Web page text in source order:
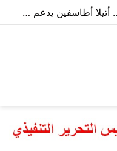
البوصلة التركية تتجه نحو اليمن.. أتيلا أطاسفين يدعم مسارات الشراكة الاقتصادية والاستثمارية